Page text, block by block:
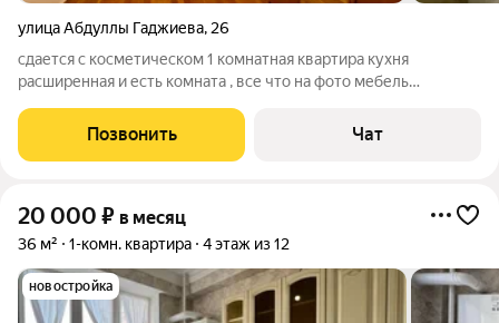
улица Абдуллы Гаджиева, 26
сдается с косметическом 1 комнатная квартира кухня
расширенная и есть комната , все что на фото мебель
воду и отопление
Позвонить Чат
20 000 ₽ в месяц
36 м² 1-комн. квартира 4 этаж из 12
новостройка